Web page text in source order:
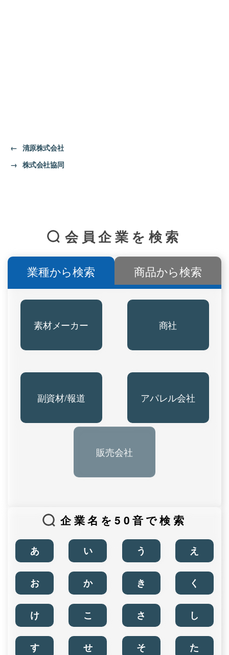
← 清原株式会社
→ 株式会社協同
会員企業を検索
業種から検索
素材メーカー 商社
副資材/報道 アパレル会社
商品から検索
企業名を50音で検索
あ い う え
お か き く
け こ さ し
す せ そ た